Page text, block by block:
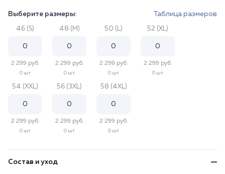
Выберите размеры: Таблица размеров
46 (S)
2 299 руб.
0 шт
48 (M)
2 299 руб.
0 шт
50 (L)
2 299 руб.
0 шт
52 (XL)
2 299 руб.
0 шт
54 (XXL)
2 299 руб.
0 шт
56 (3XL)
2 299 руб.
0 шт
58 (4XL)
2 299 руб.
0 шт
Состав и уход